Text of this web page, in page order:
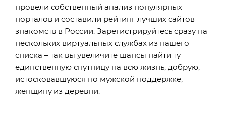
провели собственный анализ популярных
порталов и составили рейтинг лучших сайтов
знакомств в России. Зарегистрируйтесь сразу на
нескольких виртуальных службах из нашего
списка – так вы увеличите шансы найти ту
единственную спутницу на всю жизнь, добрую,
истосковавшуюся по мужской поддержке,
женщину из деревни.